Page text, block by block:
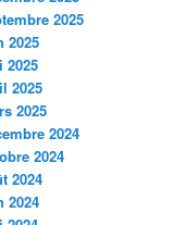
2025
2025
2025
2025
2025
2024
2024
2024
2024